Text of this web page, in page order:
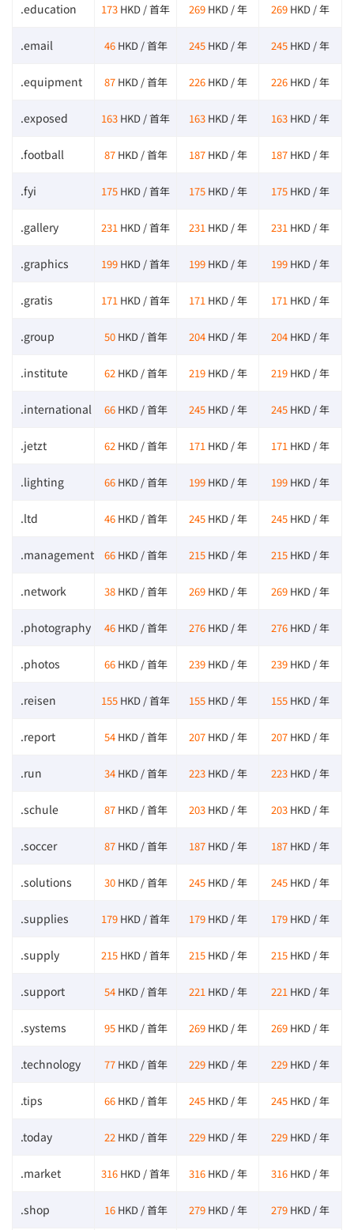
.education 173 HKD / 首年 269 HKD / 年 269 HKD / 年
.email 46 HKD / 首年 245 HKD / 年 245 HKD / 年
.equipment 87 HKD / 首年 226 HKD / 年 226 HKD / 年
.exposed 163 HKD / 首年 163 HKD / 年 163 HKD / 年
.football 87 HKD / 首年 187 HKD / 年 187 HKD / 年
.fyi 175 HKD / 首年 175 HKD / 年 175 HKD / 年
.gallery 231 HKD / 首年 231 HKD / 年 231 HKD / 年
.graphics 199 HKD / 首年 199 HKD / 年 199 HKD / 年
.gratis 171 HKD / 首年 171 HKD / 年 171 HKD / 年
.group 50 HKD / 首年 204 HKD / 年 204 HKD / 年
.institute 62 HKD / 首年 219 HKD / 年 219 HKD / 年
.international 66 HKD / 首年 245 HKD / 年 245 HKD / 年
.jetzt 62 HKD / 首年 171 HKD / 年 171 HKD / 年
.lighting 66 HKD / 首年 199 HKD / 年 199 HKD / 年
.ltd 46 HKD / 首年 245 HKD / 年 245 HKD / 年
.management 66 HKD / 首年 215 HKD / 年 215 HKD / 年
.network 38 HKD / 首年 269 HKD / 年 269 HKD / 年
.photography 46 HKD / 首年 276 HKD / 年 276 HKD / 年
.photos 66 HKD / 首年 239 HKD / 年 239 HKD / 年
.reisen 155 HKD / 首年 155 HKD / 年 155 HKD / 年
.report 54 HKD / 首年 207 HKD / 年 207 HKD / 年
.run 34 HKD / 首年 223 HKD / 年 223 HKD / 年
.schule 87 HKD / 首年 203 HKD / 年 203 HKD / 年
.soccer 87 HKD / 首年 187 HKD / 年 187 HKD / 年
.solutions 30 HKD / 首年 245 HKD / 年 245 HKD / 年
.supplies 179 HKD / 首年 179 HKD / 年 179 HKD / 年
.supply 215 HKD / 首年 215 HKD / 年 215 HKD / 年
.support 54 HKD / 首年 221 HKD / 年 221 HKD / 年
.systems 95 HKD / 首年 269 HKD / 年 269 HKD / 年
.technology 77 HKD / 首年 229 HKD / 年 229 HKD / 年
.tips 66 HKD / 首年 245 HKD / 年 245 HKD / 年
.today 22 HKD / 首年 229 HKD / 年 229 HKD / 年
.market 316 HKD / 首年 316 HKD / 年 316 HKD / 年
.shop 16 HKD / 首年 279 HKD / 年 279 HKD / 年